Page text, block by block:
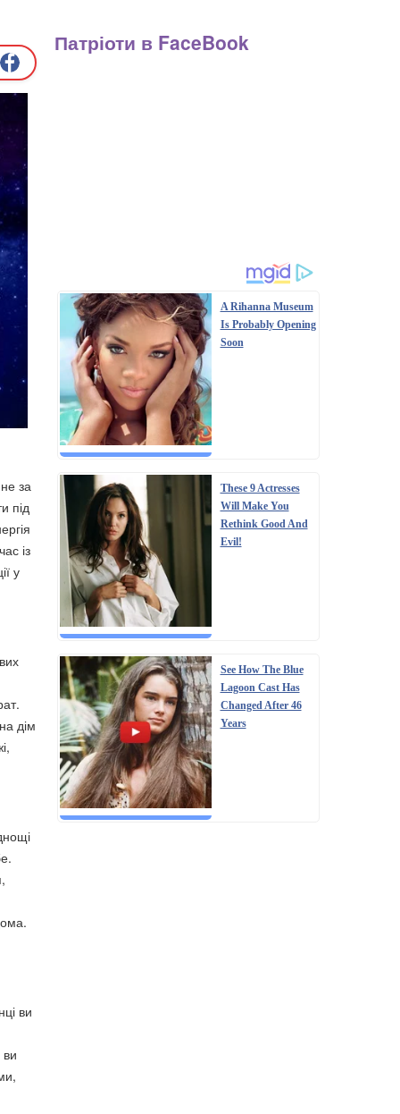
за
під
із
у
дім
ви
Патріоти в FaceBook
A Rihanna Museum
Is Probably Opening
Soon
These 9 Actresses
Will Make You
Rethink Good And
Evil!
See How The Blue
Lagoon Cast Has
Changed After 46
Years